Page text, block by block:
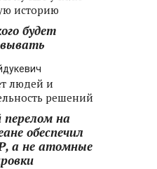
историю
будет
людей и
решений
перелом на
обеспечил
а не атомные